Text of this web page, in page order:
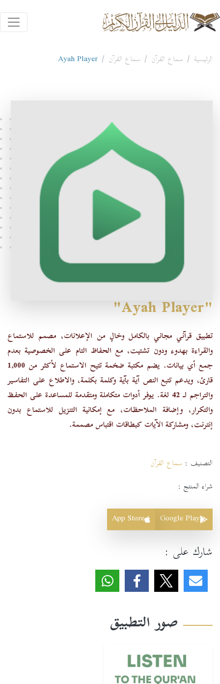
الرئيسية سماع القرآن سماع القرآن Ayah Player
"Ayah Player"
تطبيق قرآني مجاني بالكامل وخالٍ من الإعلانات، مصمم للاستماع
والقراءة بهدوء ودون تشتيت، مع الحفاظ التام على الخصوصية بعدم
جمع أي بيانات. يضم مكتبة ضخمة تتيح الاستماع لأكثر من 1,000
قارئ، ويدعم تتبع النص آية بآية وكلمة بكلمة، والاطلاع على التفاسير
والتراجم لـ 42 لغة. يوفر أدوات متكاملة ومتقدمة للمساعدة على الحفظ
والتكرار، وإضافة الملاحظات، مع إمكانية التنزيل للاستماع بدون
إنترنت، ومشاركة الآيات كبطاقات اقتباس مصممة.
التصنيف : سماع القرآن
شراء المنتج :
Google Play
App Store
شارك على :
صور التطبيق